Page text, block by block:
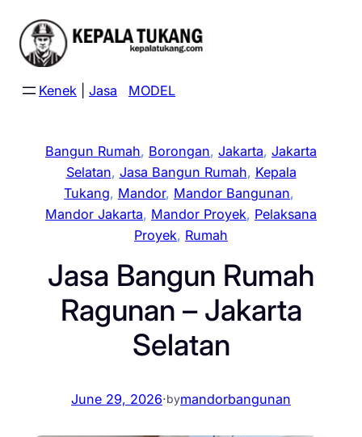
content
Kenek Jasa MODEL
Bangun Rumah, Borongan, Jakarta, Jakarta
Selatan, Jasa Bangun Rumah, Kepala
Tukang, Mandor, Mandor Bangunan
Mandor Jakarta, Mandor Proyek, Pelaksana
Proyek, Rumah
Jasa Bangun Rumah
Ragunan – Jakarta
Selatan
June 29, 2026·bymandorbangunan